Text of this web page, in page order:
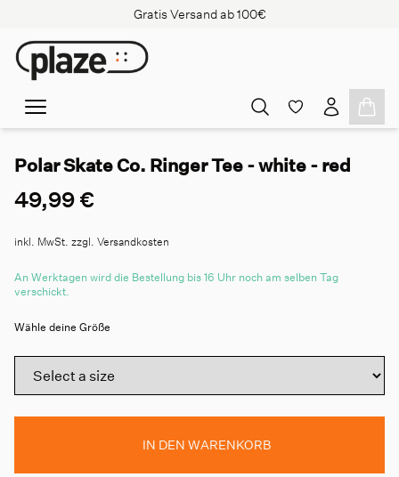
Gratis Versand ab 100€
Polar Skate Co. Ringer Tee - white - red
49,99 €
inkl. MwSt. zzgl. Versandkosten
An Werktagen wird die Bestellung bis 16 Uhr noch am selben Tag
verschickt.
Wähle deine Größe
IN DEN WARENKORB